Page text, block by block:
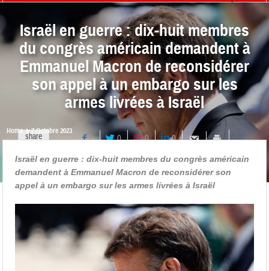
Benjamin Netanyahou à l’Iran : « Si vous nous attaquez, notre riposte
Israël en guerre : dix-huit membres
du congrès américain demandent à
Emmanuel Macron de reconsidérer
son appel à un embargo sur les
armes livrées à Israël
share 0 0 0 0
Home 7 Octobre 2023
Israël en guerre : dix-huit membres du congrès américain
demandent à Emmanuel Macron de reconsidérer son
appel à un embargo sur les armes livrées à Israël